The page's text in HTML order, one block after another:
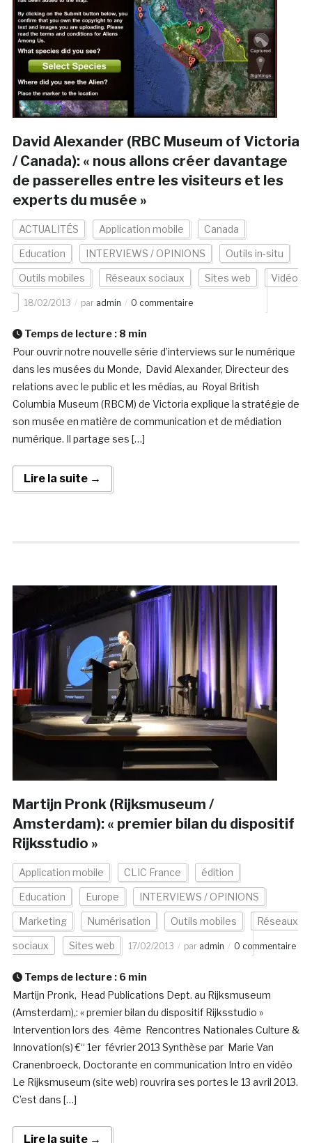
David Alexander (RBC Museum of Victoria
/ Canada): « nous allons créer davantage
de passerelles entre les visiteurs et les
experts du musée »
ACTUALITÉS Application mobile Canada
Education INTERVIEWS / OPINIONS Outils in-situ
Outils mobiles Réseaux sociaux Sites web Vidéo
18/02/2013 par admin 0 commentaire
Temps de lecture : 8 min
Pour ouvrir notre nouvelle série d’interviews sur le numérique
dans les musées du Monde, David Alexander, Directeur des
relations avec le public et les médias, au Royal British
Columbia Museum (RBCM) de Victoria explique la stratégie de
son musée en matière de communication et de médiation
numérique. Il partage ses […]
Lire la suite →
Martijn Pronk (Rijksmuseum /
Amsterdam): « premier bilan du dispositif
Rijksstudio »
Application mobile CLIC France édition
Education Europe INTERVIEWS / OPINIONS
Marketing Numérisation Outils mobiles Réseaux
sociaux Sites web 17/02/2013 par admin 0 commentaire
Temps de lecture : 6 min
Martijn Pronk, Head Publications Dept. au Rijksmuseum
(Amsterdam),: « premier bilan du dispositif Rijksstudio »
Intervention lors des 4ème Rencontres Nationales Culture &
Innovation(s) €“ 1er février 2013 Synthèse par Marie Van
Cranenbroeck, Doctorante en communication Intro en vidéo
Le Rijksmuseum (site web) rouvrira ses portes le 13 avril 2013.
C’est dans […]
Lire la suite →